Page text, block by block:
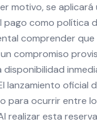
motivo, se aplicará
pago como política
comprender
compromiso
disponibilidad
lanzamiento oficial
para ocurrir entre
realizar esta